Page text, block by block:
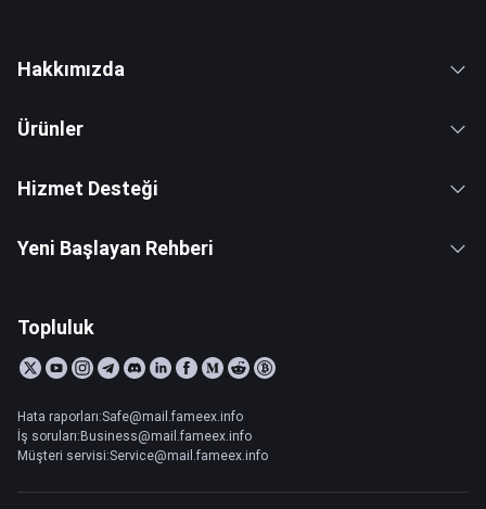
Hakkımızda
Ürünler
Hizmet Desteği
Yeni Başlayan Rehberi
Topluluk
Hata raporları:Safe@mail.fameex.info
İş soruları:Business@mail.fameex.info
Müşteri servisi:Service@mail.fameex.info